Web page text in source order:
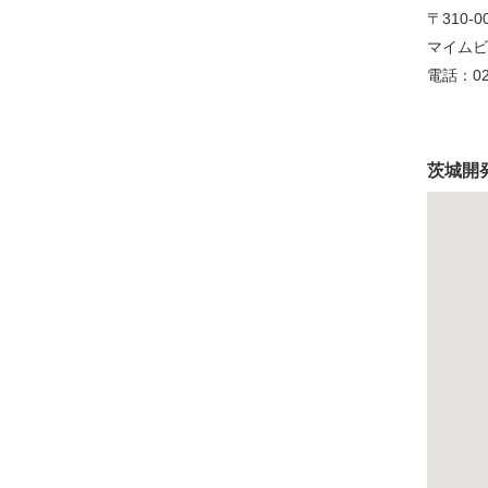
〒310-
マイム
電話：
茨城開